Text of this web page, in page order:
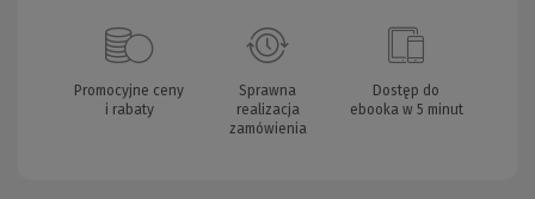
Promocyjne ceny
i rabaty
Sprawna
realizacja
zamówienia
Dostęp do
ebooka w 5 minut